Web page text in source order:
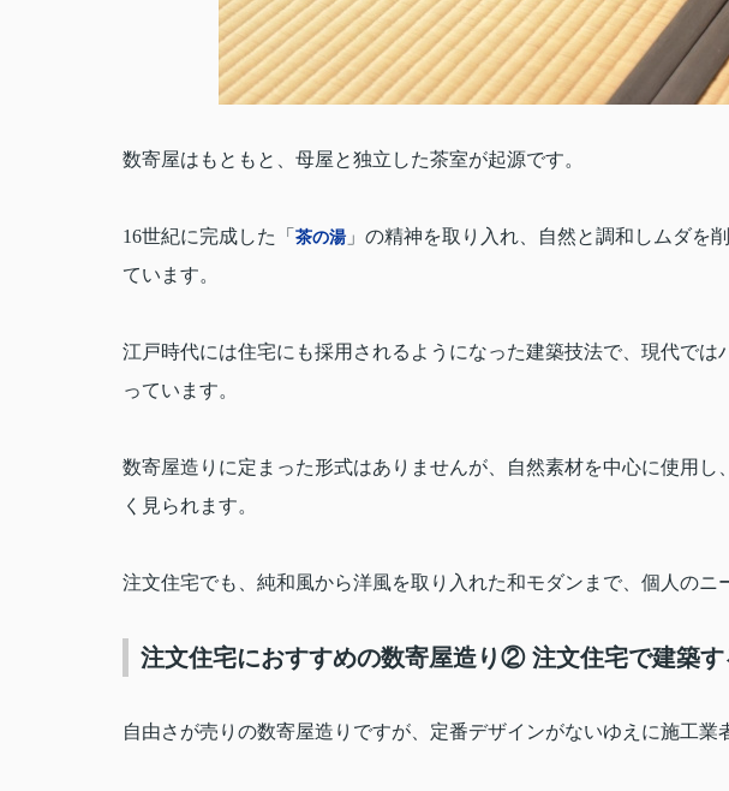
数寄屋はもともと、母屋と独立した茶室が起源です。
16世紀に完成した「 茶の湯」の精神を取り入れ、自然と調和しムダを
ています。
江戸時代には住宅にも採用されるようになった建築技法で、現代で
っています。
数寄屋造りに定まった形式はありませんが、自然素材を中心に使用
く見られます。
注文住宅でも、純和風から洋風を取り入れた和モダンまで、個人の
注文住宅におすすめの数寄屋造り② 注文住宅で建築す
自由さが売りの数寄屋造りですが、定番デザインがないゆえに施工業